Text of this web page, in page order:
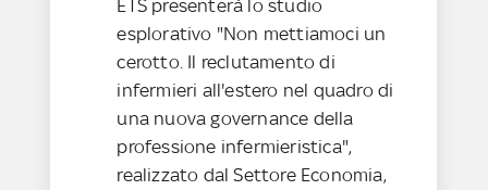
ETS presenterà lo studio
esplorativo "Non mettiamoci un
cerotto. Il reclutamento di
infermieri all'estero nel quadro di
una nuova governance della
professione infermieristica",
realizzato dal Settore Economia,